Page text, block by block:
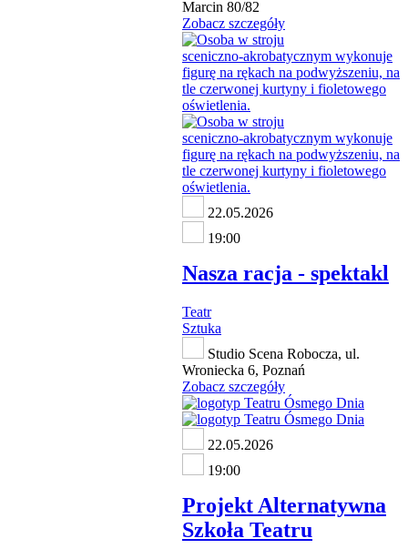
Marcin 80/82
Zobacz szczegóły
22.05.2026
19:00
Nasza racja - spektakl
Teatr
Sztuka
Studio Scena Robocza, ul.
Wroniecka 6, Poznań
Zobacz szczegóły
22.05.2026
19:00
Projekt Alternatywna
Szkoła Teatru